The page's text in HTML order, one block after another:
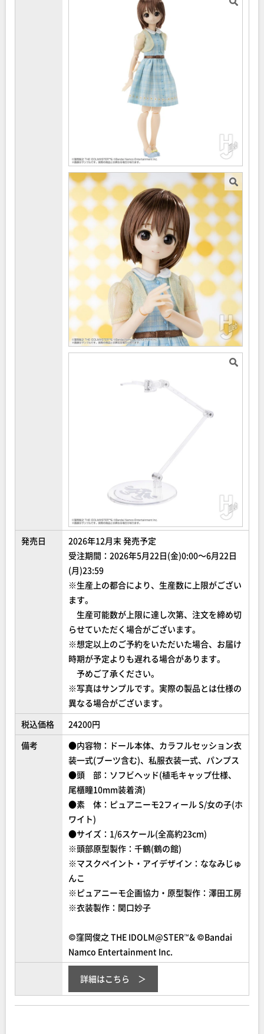
発売日
2026年12月末 発売予定
受注期間：2026年5月22日(金)0:00～6月22日
(月)23:59
※生産上の都合により、生産数に上限がござい
ます。
生産可能数が上限に達し次第、注文を締め切
らせていただく場合がございます。
※想定以上のご予約をいただいた場合、お届け
時期が予定よりも遅れる場合があります。
予めご了承ください。
※写真はサンプルです。実際の製品とは仕様の
異なる場合がございます。
税込価格
24200円
備考
●内容物：ドール本体、カラフルセッション衣
装一式(ブーツ含む)、私服衣装一式、パンプス
●頭 部：ソフビヘッド(植毛キャップ仕様、
尾櫃瞳10mm装着済)
●素 体：ピュアニーモ2フィール S/女の子(ホ
ワイト)
●サイズ：1/6スケール(全高約23cm)
※頭部原型製作：千鶴(鶴の館)
※マスクペイント・アイデザイン：ななみじゅ
んこ
※ピュアニーモ企画協力・原型製作：澤田工房
※衣装製作：関口妙子
©窪岡俊之 THE IDOLM@STER™& ©Bandai
Namco Entertainment Inc.
詳細はこちら